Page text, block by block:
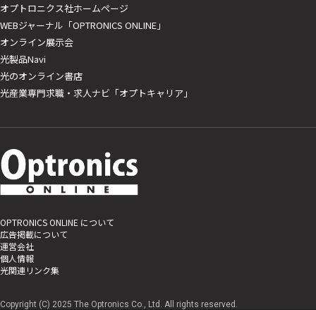
オプトロニクス社ホームページ
WEBジャーナル「OPTRONICS ONLINE」
オンライン展示会
光製品Navi
光のオンライン書店
光産業専門求職・求人ナビ「オプトキャリア」
OPTRONICS ONLINE について
広告掲載について
運営会社
個人情報
光関連リンク集
Copyright (C) 2025 The Optronics Co., Ltd. All rights reserved.